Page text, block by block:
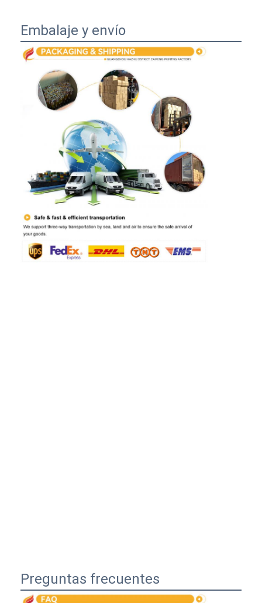
Embalaje y envío
Preguntas frecuentes